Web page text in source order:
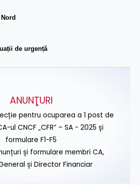
de urgență
ANUNŢURI
pentru ocuparea a 1 post de
ul CNCF „CFR” – SA - 2025 și
formulare F1-F5
și formulare membri CA,
și Director Financiar